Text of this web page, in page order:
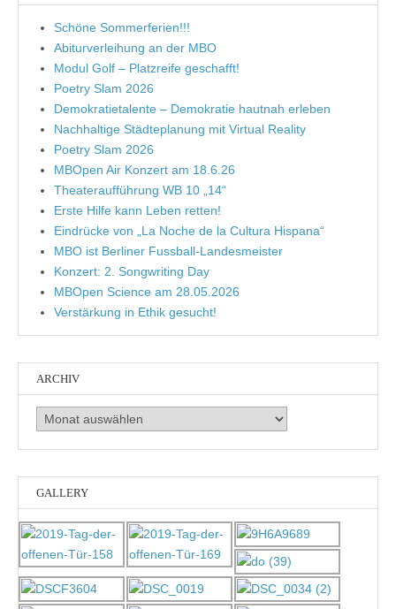
Schöne Sommerferien!!!
Abiturverleihung an der MBO
Modul Golf – Platzreife geschafft!
Poetry Slam 2026
Demokratietalente – Demokratie hautnah erleben
Nachhaltige Städteplanung mit Virtual Reality
Poetry Slam 2026
MBOpen Air Konzert am 18.6.26
Theateraufführung WB 10 „14“
Erste Hilfe kann Leben retten!
Eindrücke von „La Noche de la Cultura Hispana“
MBO ist Berliner Fussball-Landesmeister
Konzert: 2. Songwriting Day
MBOpen Science am 28.05.2026
Verstärkung in Ethik gesucht!
ARCHIV
Archiv
GALLERY